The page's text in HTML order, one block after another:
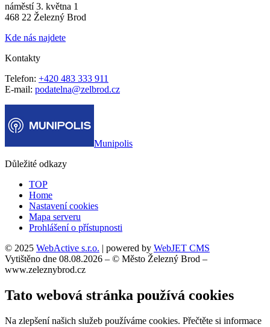
náměstí 3. května 1
468 22 Železný Brod
Kde nás najdete
Kontakty
Telefon: +420 483 333 911
E-mail: podatelna@zelbrod.cz
Munipolis
Důležité odkazy
TOP
Home
Nastavení cookies
Mapa serveru
Prohlášení o přístupnosti
© 2025 WebActive s.r.o. | powered by WebJET CMS
Vytištěno dne 08.08.2026 – © Město Železný Brod –
www.zeleznybrod.cz
Tato webová stránka používá cookies
Na zlepšení našich služeb používáme cookies. Přečtěte si informace